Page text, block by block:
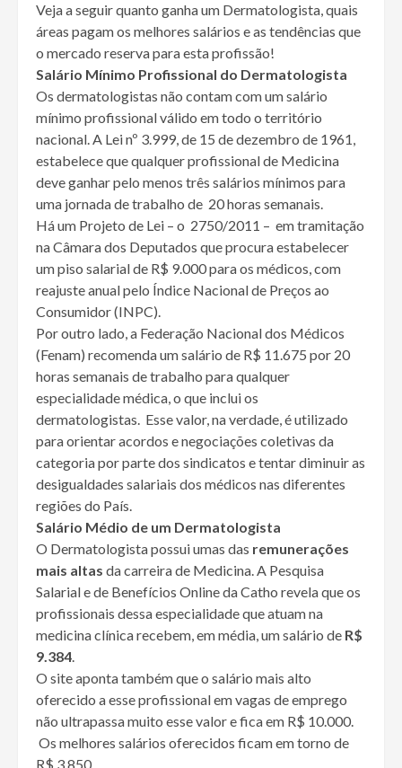
Veja a seguir quanto ganha um Dermatologista, quais
áreas pagam os melhores salários e as tendências que
o mercado reserva para esta profissão!
Salário Mínimo Profissional do Dermatologista
Os dermatologistas não contam com um salário
mínimo profissional válido em todo o território
nacional. A Lei nº 3.999, de 15 de dezembro de 1961,
estabelece que qualquer profissional de Medicina
deve ganhar pelo menos três salários mínimos para
uma jornada de trabalho de 20 horas semanais.
Há um Projeto de Lei – o 2750/2011 – em tramitação
na Câmara dos Deputados que procura estabelecer
um piso salarial de R$ 9.000 para os médicos, com
reajuste anual pelo Índice Nacional de Preços ao
Consumidor (INPC).
Por outro lado, a Federação Nacional dos Médicos
(Fenam) recomenda um salário de R$ 11.675 por 20
horas semanais de trabalho para qualquer
especialidade médica, o que inclui os
dermatologistas. Esse valor, na verdade, é utilizado
para orientar acordos e negociações coletivas da
categoria por parte dos sindicatos e tentar diminuir as
desigualdades salariais dos médicos nas diferentes
regiões do País.
Salário Médio de um Dermatologista
O Dermatologista possui umas das remunerações
mais altas da carreira de Medicina. A Pesquisa
Salarial e de Benefícios Online da Catho revela que os
profissionais dessa especialidade que atuam na
medicina clínica recebem, em média, um salário de R$
9.384.
O site aponta também que o salário mais alto
oferecido a esse profissional em vagas de emprego
não ultrapassa muito esse valor e fica em R$ 10.000.
Os melhores salários oferecidos ficam em torno de
R$ 3.850.